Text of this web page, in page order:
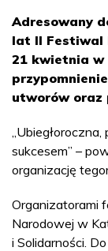
Adresowany
lat II Festiwal
21 kwietnia w
utworów oraz
sukcesem” –
organizację
Organizatorami
Narodowej w
i Solidarności.